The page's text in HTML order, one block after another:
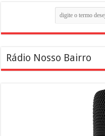
Rádio Nosso Bairro